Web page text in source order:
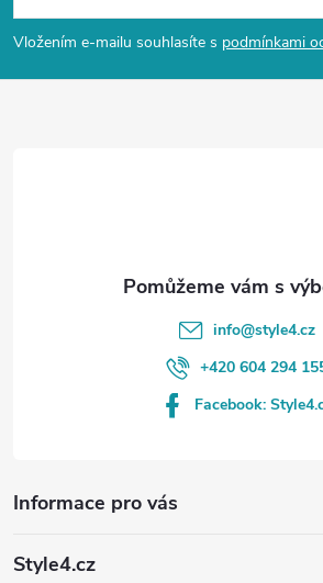
p
a
Vložením e-mailu souhlasíte s podmínkami
Informace pro vás
Style4.cz
info@style4.cz
+420 604 294
Facebook: